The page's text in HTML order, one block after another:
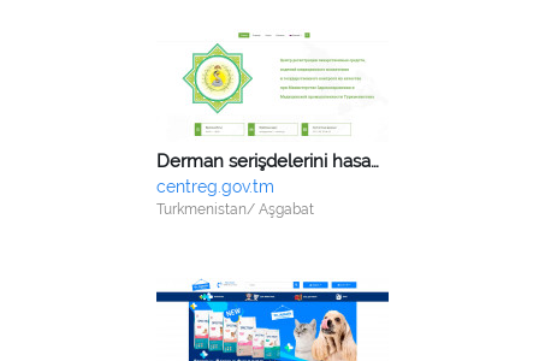
Derman serişdelerini hasaba alyş we olaryň hiline döwlet gözegçiligi merkezi
centreg.gov.tm
Turkmenistan/ Aşgabat